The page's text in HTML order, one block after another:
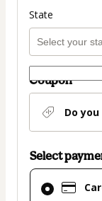
State
Coupon
Do
Select
Card
selected